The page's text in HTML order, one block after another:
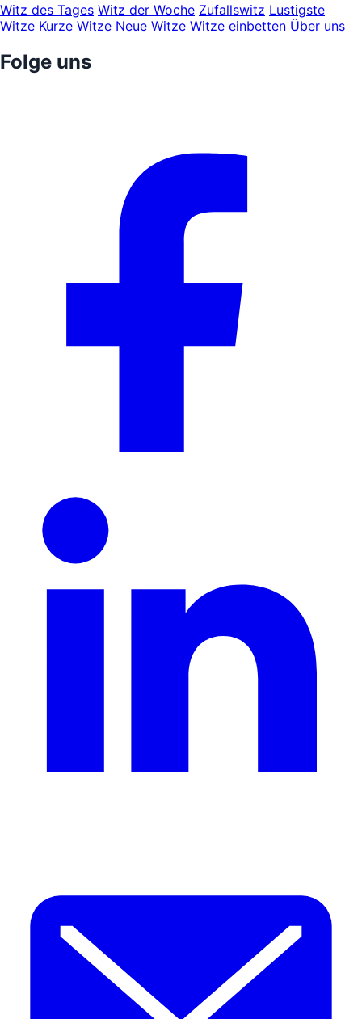
Witz des Tages Witz der Woche Zufallswitz Lustigste
Witze Kurze Witze Neue Witze Witze einbetten Über uns
Folge uns